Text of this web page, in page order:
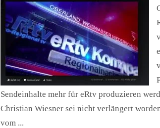
Sendeinhalte mehr für eRtv produzieren
Christian Wiesner sei nicht verlängert
vom ...